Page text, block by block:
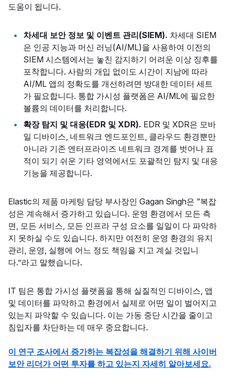
도움이 됩니다.
차세대 보안 정보 및 이벤트 관리(SIEM). 차세대 SIEM
은 인공 지능과 머신 러닝(AI/ML)을 사용하여 이전의
SIEM 시스템에서는 놓친 감지하기 어려운 이상 징후를
포착합니다. 사람의 개입 없이도 시간이 지남에 따라
AI/ML 앱의 정확도를 개선하려면 방대한 데이터 세트
가 필요합니다. 통합 가시성 플랫폼은 AI/ML에 필요한
볼륨의 데이터를 처리합니다.
확장 탐지 및 대응(EDR 및 XDR). EDR 및 XDR은 모바
일 디바이스, 네트워크 엔드포인트, 클라우드 환경뿐만
아니라 기존 엔터프라이즈 네트워크 경계를 벗어나 표
적이 되기 쉬운 기타 영역에서도 포괄적인 탐지 및 대응
기능을 제공합니다.
Elastic의 제품 마케팅 담당 부사장인 Gagan Singh은 “복잡
성은 계속해서 증가하고 있습니다. 운영 환경에서 모든 측
면, 모든 서비스, 모든 인프라 구성 요소를 일일이 다 파악하
지 못하실 수도 있습니다. 하지만 여전히 운영 환경의 유지
관리, 운영, 실행에 어느 정도 책임을 지고 계실 것입니
다.”라고 말했습니다.
IT 팀은 통합 가시성 플랫폼을 통해 실질적인 디바이스, 앱
및 데이터를 파악하고 환경에서 실제로 어떤 일이 벌어지고
있는지 파악할 수 있습니다. 이는 가동 중단 시간을 줄이고
침입자를 차단하는 데 매우 중요합니다.
이 연구 조사에서 증가하는 복잡성을 해결하기 위해 사이버
보안 리더가 어떤 투자를 하고 있는지 자세히 알아보세요.